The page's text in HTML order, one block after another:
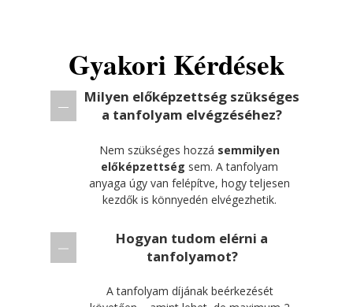
Nem szükséges hozzá
semmilyen
előképzettségsem. A tanfolyam
kezdők is könnyedén elvégezhetik.
Hogyan tudom elérni a
tanfolyamot?
A tanfolyam díjának beérkezését
követően – amint lehet, de maximum 2
egy linket és egy részletes leírást
Ezek segítségével tudsz majd